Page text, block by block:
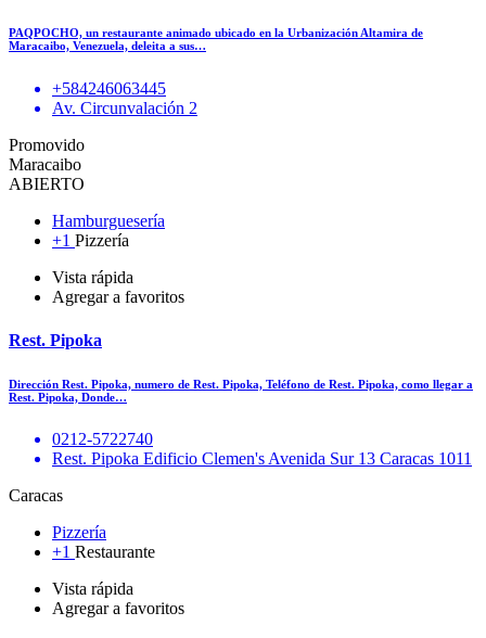
PAQPOCHO, un restaurante animado ubicado en la Urbanización Altamira de
Maracaibo, Venezuela, deleita a sus…
+584246063445
Av. Circunvalación 2
Promovido
Maracaibo
ABIERTO
Hamburguesería
+1 Pizzería
Vista rápida
Agregar a favoritos
Rest. Pipoka
Dirección Rest. Pipoka, numero de Rest. Pipoka, Teléfono de Rest. Pipoka, como llegar a
Rest. Pipoka, Donde…
0212-5722740
Rest. Pipoka Edificio Clemen's Avenida Sur 13 Caracas 1011
Caracas
Pizzería
+1 Restaurante
Vista rápida
Agregar a favoritos